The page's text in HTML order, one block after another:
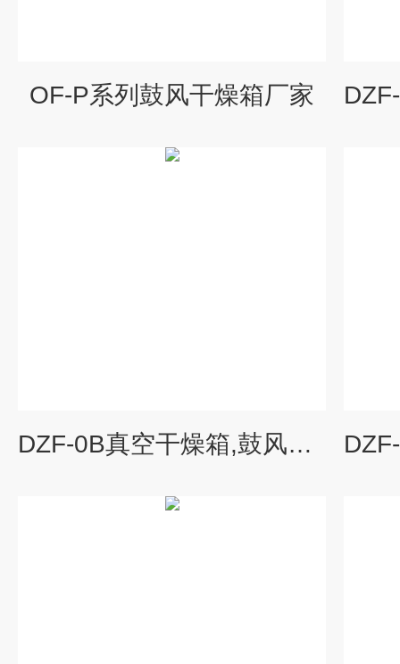
OF-P系列鼓风干燥箱厂家
DZF-0B真空干燥箱,鼓风干燥箱